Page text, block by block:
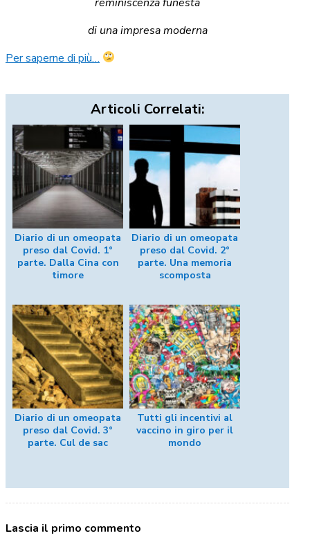
di una impresa moderna
Per saperne di più…
Articoli Correlati:
Diario di un omeopata
preso dal Covid. 1°
parte. Dalla Cina con
timore
Diario di un omeopata
preso dal Covid. 2°
parte. Una memoria
scomposta
Diario di un omeopata
preso dal Covid. 3°
parte. Cul de sac
Tutti gli incentivi al
vaccino in giro per il
mondo
Lascia il primo commento